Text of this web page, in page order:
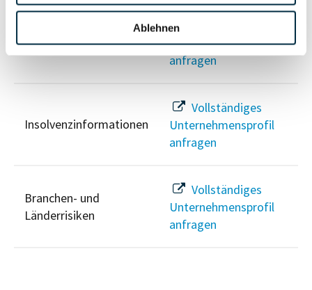
Ablehnen
Unternehmensprofil
anfragen
Insolvenzinformationen
Vollständiges
Unternehmensprofil
anfragen
Branchen- und
Länderrisiken
Vollständiges
Unternehmensprofil
anfragen